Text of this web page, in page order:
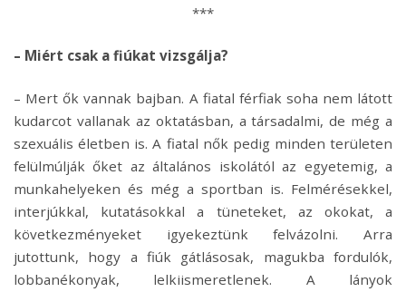
***
– Miért csak a fiúkat vizsgálja?
– Mert ők vannak bajban. A fiatal férfiak soha nem látott
kudarcot vallanak az oktatásban, a társadalmi, de még a
szexuális életben is. A fiatal nők pedig minden területen
felülmúlják őket az általános iskolától az egyetemig, a
munkahelyeken és még a sportban is. Felmérésekkel,
interjúkkal, kutatásokkal a tüneteket, az okokat, a
következményeket igyekeztünk felvázolni. Arra
jutottunk, hogy a fiúk gátlásosak, magukba fordulók,
lobbanékonyak, lelkiismeretlenek. A lányok